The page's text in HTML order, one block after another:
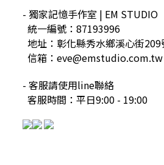
- 獨家記憶手作室 | EM STUDIO
統一編號：87193996
地址：彰化縣秀水鄉溪心街209
信箱：eve@emstudio.com.tw
- 客服請使用line聯絡
客服時間：平日9:00 - 19:00